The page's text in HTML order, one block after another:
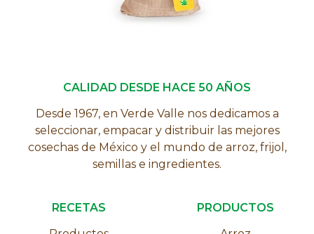
CALIDAD DESDE HACE 50 AÑOS
Desde 1967, en Verde Valle nos dedicamos a
seleccionar, empacar y distribuir las mejores
cosechas de México y el mundo de arroz, frijol,
semillas e ingredientes.
RECETAS
PRODUCTOS